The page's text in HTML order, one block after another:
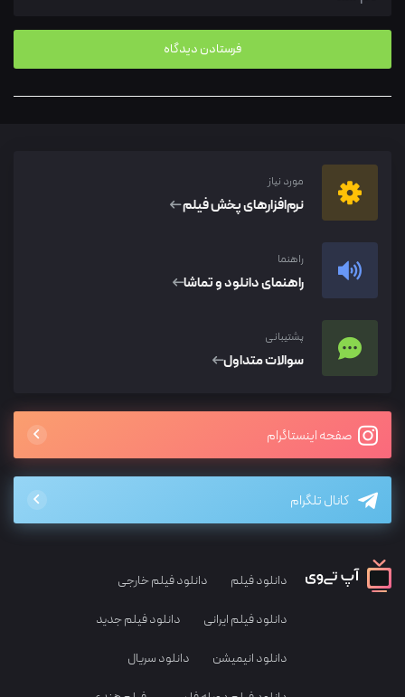
مورد نیاز
نرم‌افزار‌های پخش فیلم
راهنما
راهنمای دانلود و تماشا
پشتیبانی
سوالات متداول
صفحه اینستاگرام
کانال تلگرام
دانلود فیلم دانلود فیلم خارجی
دانلود فیلم ایرانی دانلود فیلم جدید
دانلود انیمیشن دانلود سریال